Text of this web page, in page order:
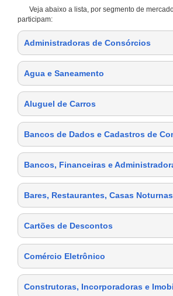
Veja abaixo a lista, por segmento de
participam:
Administradoras de Consórcios
Agua e Saneamento
Aluguel de Carros
Bancos de Dados e Cadastros de
Bancos, Financeiras e
Bares, Restaurantes, Casas
Cartões de Descontos
Comércio Eletrônico
Construtoras, Incorporadoras e